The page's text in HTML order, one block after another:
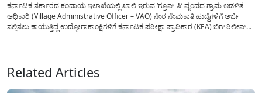
ಕರ್ನಾಟಕ ಸರ್ಕಾರದ ಕಂದಾಯ ಇಲಾಖೆಯಲ್ಲಿ ಖಾಲಿ ಇರುವ ‘ಗ್ರೂಪ್-ಸಿ’ ವೃಂದದ ಗ್ರಾಮ ಆಡಳಿತ
ಅಧಿಕಾರಿ (Village Administrative Officer – VAO) ನೇರ ನೇಮಕಾತಿ ಹುದ್ದೆಗಳಿಗೆ ಅರ್ಜಿ
ಸಲ್ಲಿಸಲು ಕಾಯುತ್ತಿದ್ದ ಉದ್ಯೋಗಾಕಾಂಕ್ಷಿಗಳಿಗೆ ಕರ್ನಾಟಕ ಪರೀಕ್ಷಾ ಪ್ರಾಧಿಕಾರ (KEA) ಬಿಗ್ ರಿಲೀಫ್
Related Articles